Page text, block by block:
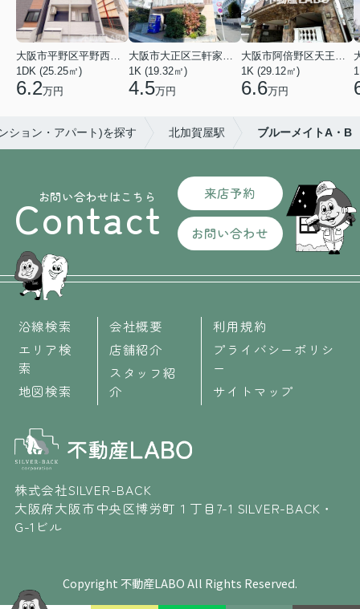
大阪市平野区平野西３丁目
1DK (25.25㎡)
6.2万円
大阪市大正区三軒家東４丁目
1K (19.32㎡)
4.5万円
大阪市阿倍野区天王寺町南２丁目
1K (29.12㎡)
6.6万円
ション・アパート)を探す 北加賀屋駅 ブルーメイトA・B
お問い合わせはこちら
Contact 来店予約
お問い合わせ
沿線検索
エリア検
索
地図検索
会社概要
店舗紹介
スタッフ紹
介
利用規約
プライバシーポリシ
ー
サイトマップ
株式会社SILVER-BACK
大阪府大阪市中央区博労町１丁目7-1 SILVER-BACK・
G-1ビル
Copyright 不動産LABO All Rights Reserved.